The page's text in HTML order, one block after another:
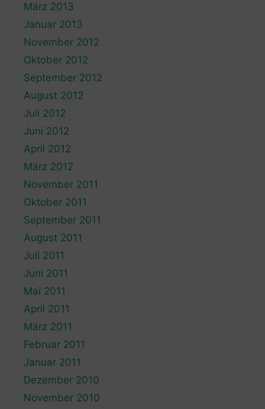
März 2013
Januar 2013
November 2012
Oktober 2012
September 2012
August 2012
Juli 2012
Juni 2012
April 2012
März 2012
November 2011
Oktober 2011
September 2011
August 2011
Juli 2011
Juni 2011
Mai 2011
April 2011
März 2011
Februar 2011
Januar 2011
Dezember 2010
November 2010